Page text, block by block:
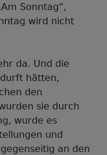
Sonntag“,
wird nicht
da. Und die
hätten,
den
sie durch
wurde es
und
an den